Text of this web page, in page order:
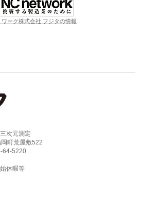
ワーク株式会社 フジタの情報
次元測定
町荒屋敷522
64-5220
休暇等